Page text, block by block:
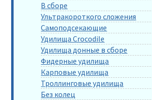
В сборе
Ультракороткого сложения
Самоподсекающие
Удилища Crocodile
Удилища донные в сборе
Фидерные удилища
Карповые удилища
Троллинговые удилища
Без колец